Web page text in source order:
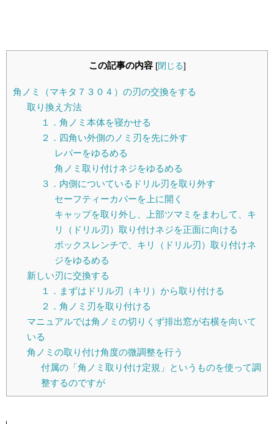
この記事の内容 [閉じる]
角ノミ（マキタ７３０４）の刃の交換をする
取り換え方法
１．角ノミ本体を寝かせる
２．四角い外側のノミ刃を先に外す
レバーをゆるめる
角ノミ取り付けネジをゆるめる
３．内側についているドリル刃を取り外す
セーフティーカバーを上に開く
キャップを取り外し、上部ツマミをまわして、キ
リ（ドリル刃）取り付けネジを正面に向ける
ボックスレンチで、キリ（ドリル刃）取り付けネ
ジをゆるめる
新しい刃に交換する
１．まずはドリル刃（キリ）から取り付ける
２．角ノミ刃を取り付ける
マニュアルでは角ノミの切りくず排出窓が右横を向いて
いる
角ノミの取り付け角度の微調整を行う
付属の「角ノミ取り付け定規」というものを使って調
整するのですが